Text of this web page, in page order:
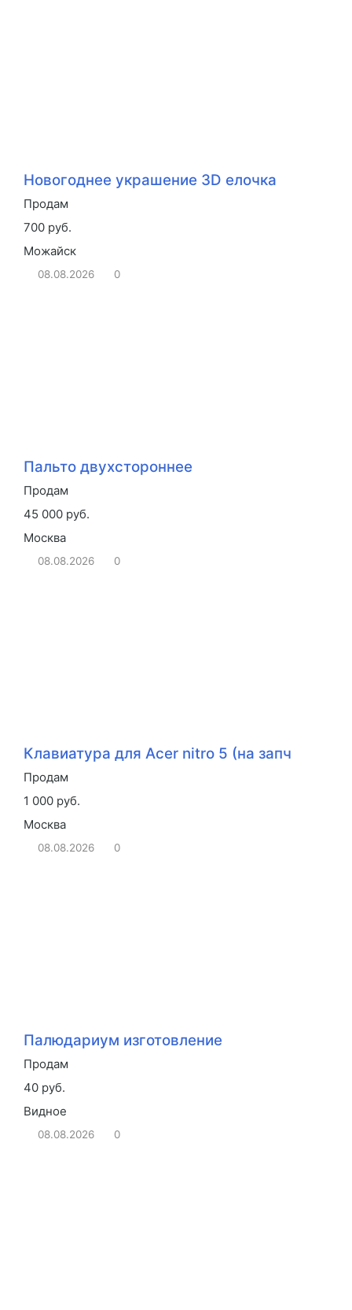
Новогоднее украшение 3D елочка
Продам
700 руб.
Можайск
08.08.2026 0
Пальто двухстороннее
Продам
45 000 руб.
Москва
08.08.2026 0
Клавиатура для Acer nitro 5 (на запч
Продам
1 000 руб.
Москва
08.08.2026 0
Палюдариум изготовление
Продам
40 руб.
Видное
08.08.2026 0